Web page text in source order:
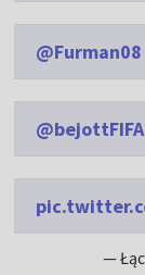
@Furman08
@bejottFIFA
—